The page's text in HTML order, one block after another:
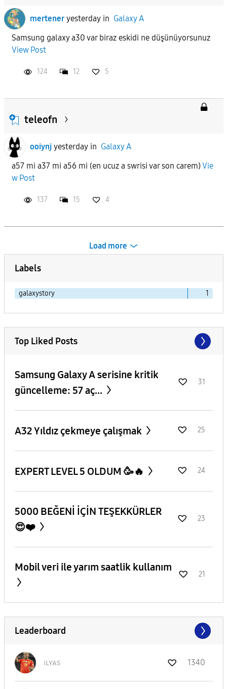
mertener yesterdayin Galaxy A
Samsung galaxy a30 var biraz eskidi ne düşünüyorsunuz
View Post
124 12 5
teleofn
ooiynj yesterdayin Galaxy A
a57 mi a37 mi a56 mi (en ucuz a swrisi var son carem)Vie
w Post
137 15 4
Load more
Labels
galaxystory 1
Top Liked Posts
Samsung Galaxy A serisine kritik
güncelleme: 57 aç...
31
A32 Yıldız çekmeye çalışmak 25
EXPERT LEVEL 5 OLDUM 🥳🔥 24
5000 BEĞENİ İÇİN TEŞEKKÜRLER
😍❤️
23
Mobil veri ile yarım saatlik kullanım
21
Leaderboard
ɪʟʏᴀs 1340